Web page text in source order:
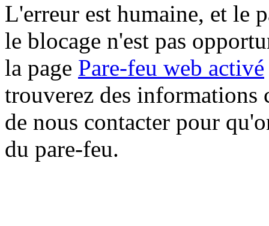
L'erreur est humaine, et le
le blocage n'est pas
la page Pare-feu web activé
trouverez des informations
de nous contacter pour
du pare-feu.